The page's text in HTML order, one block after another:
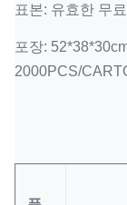
표본: 유효한 무
포장:
2000PCS/